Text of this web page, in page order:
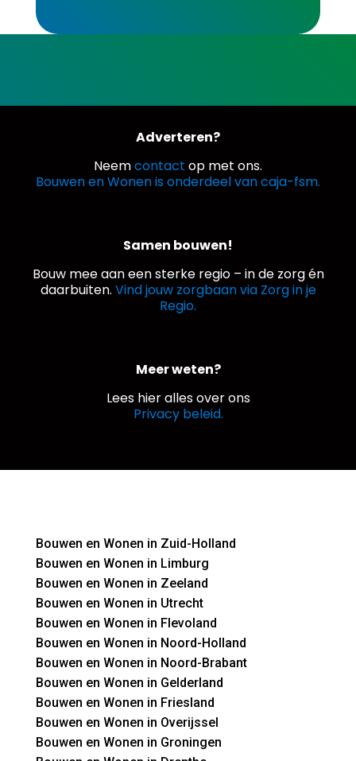
Adverteren?
Neemcontact op met ons.
Bouwen en Wonen is onderdeel van caja-fsm.
Samen bouwen!
Bouw mee aan een sterke regio – in de zorg én
daarbuiten. Vind jouw zorgbaan via Zorg in je
Regio.
Meer weten?
Lees hier alles over ons
Privacy beleid.
Bouwen en Wonen in Zuid-Holland
Bouwen en Wonen in Limburg
Bouwen en Wonen in Zeeland
Bouwen en Wonen in Utrecht
Bouwen en Wonen in Flevoland
Bouwen en Wonen in Noord-Holland
Bouwen en Wonen in Noord-Brabant
Bouwen en Wonen in Gelderland
Bouwen en Wonen in Friesland
Bouwen en Wonen in Overijssel
Bouwen en Wonen in Groningen